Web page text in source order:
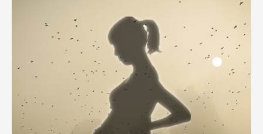
цэвэрлэх газрын "үмхий" үнэрт олон жил амьдарч
буй. Тэгвэл энэ байдал нь өнөөдөр аюулын харанга
дэлдэж байна. Учир нь агаарын бохирдол үр зулбах
эрсдэлийг тамхидалтаас илүү нэмэгдүүлдэг …